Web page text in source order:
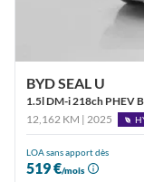
BYD SEAL U
1.5l DM-i 218ch PHEV
12,162 KM | 2025
LOA sans apport dès
519 €/mois